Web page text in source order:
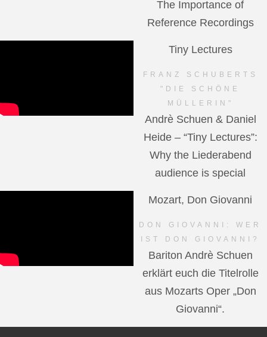
The Importance of
Reference Recordings
Tiny Lectures
FRANZ SCHUBERTS
"DIE SCHÖNE
MÜLLERIN"
Andrè Schuen & Daniel
Heide – “Tiny Lectures”:
Why the Liederabend
audience is special
Mozart, Don Giovanni
DON GIOVANNI: WER
IST DON GIOVANNI?
Bariton Andrè Schuen
erklärt euch die Titelrolle
aus Mozarts Oper „Don
Giovanni“.